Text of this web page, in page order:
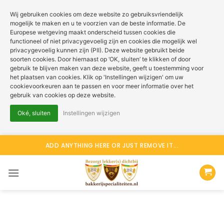
naar
ADD ANYTHING HERE OR JUST REMOVE IT...
Wij gebruiken cookies om deze website zo gebruiksvriendelijk
mogelijk te maken en u te voorzien van de beste informatie. De
Europese wetgeving maakt onderscheid tussen cookies die
functioneel of niet privacygevoelig zijn en cookies die mogelijk wel
privacygevoelig kunnen zijn (PII). Deze website gebruikt beide
soorten cookies. Door hiernaast op ‘OK, sluiten’ te klikken of door
gebruik te blijven maken van deze website, geeft u toestemming voor
het plaatsen van cookies. Klik op 'Instellingen wijzigen' om uw
cookievoorkeuren aan te passen en voor meer informatie over het
gebruik van cookies op deze website.
Oké, sluiten Instellingen wijzigen